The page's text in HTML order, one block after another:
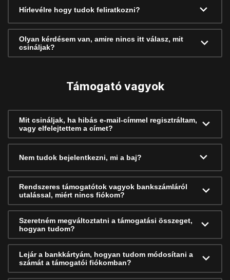
Hírlevélre hogy tudok feliratkozni?
Olyan kérdésem van, amire nincs itt válasz, mit
csináljak?
Támogató vagyok
Mit csináljak, ha hibás e-mail-címmel regisztráltam,
vagy elfelejtettem a címet?
Nem tudok bejelentkezni, mi a baj?
Rendszeres támogatótok vagyok bankszámláról
utalással, miért nincs fiókom?
Szeretném megváltoztatni a támogatási összeget,
hogyan tudom?
Lejár a bankkártyám, hogyan tudom módosítani a
számát a támogatói fiókomban?